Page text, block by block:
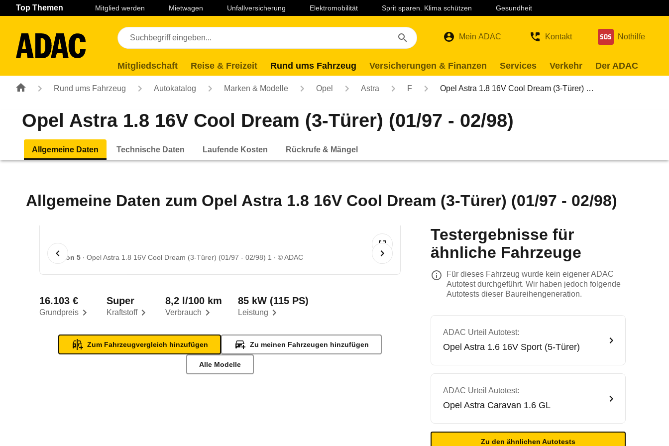
Navigation Seiteninhalt Fußzeile
Top Themen Mitglied werden Mietwagen Unfallversicherung Elektromobilität Sprit sparen. Klima schützen Gesundheit
Mein ADAC Kontakt Nothilfe
Mitgliedschaft Reise & Freizeit Rund ums Fahrzeug Versicherungen & Finanzen Services Verkehr Der ADAC
Rund ums Fahrzeug Autokatalog Marken & Modelle Opel Astra F Opel Astra 1.8 16V Cool Dream (3-Türer) …
Opel Astra 1.8 16V Cool Dream (3-Türer) (01/97 - 02/98)
Allgemeine Daten Technische Daten Laufende Kosten Rückrufe & Mängel
Allgemeine Daten zum Opel Astra 1.8 16V Cool Dream (3-Türer) (01/97 - 02/98)
1 von 5 Opel Astra 1.8 16V Cool Dream (3-Türer) (01/97 - 02/98) 1 © ADAC
Grundpreis
16.103 €
Kraftstoff
Super
Verbrauch
8,2 l/100 km
Leistung
85 kW (115 PS)
Zum Fahrzeugvergleich hinzufügen Zu meinen Fahrzeugen hinzufügen
Alle Modelle
Testergebnisse für
ähnliche Fahrzeuge
Für dieses Fahrzeug wurde kein eigener ADAC
Autotest durchgeführt. Wir haben jedoch folgende
Autotests dieser Baureihengeneration.
ADAC Urteil Autotest:
Opel Astra 1.6 16V Sport (5-Türer)
ADAC Urteil Autotest:
Opel Astra Caravan 1.6 GL
Zu den ähnlichen Autotests